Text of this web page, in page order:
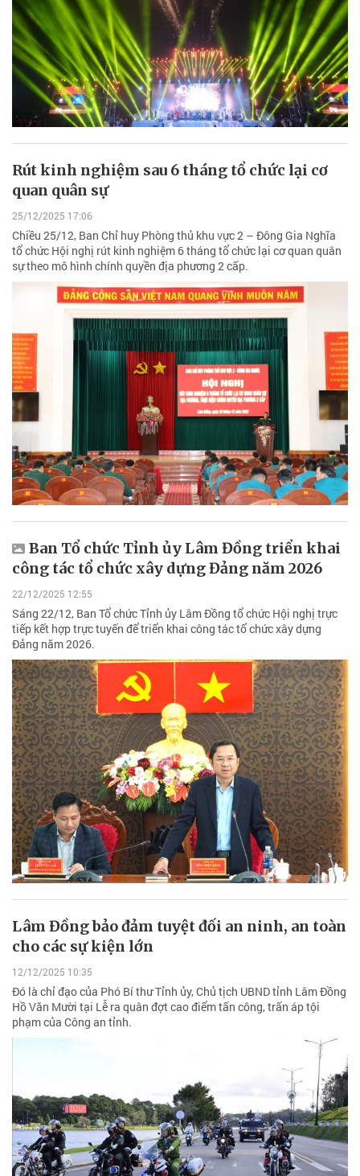
Rút kinh nghiệm sau 6 tháng tổ chức lại cơ
quan quân sự
25/12/2025 17:06
Chiều 25/12, Ban Chỉ huy Phòng thủ khu vực 2 – Đông Gia Nghĩa
tổ chức Hội nghị rút kinh nghiệm 6 tháng tổ chức lại cơ quan quân
sự theo mô hình chính quyền địa phương 2 cấp.
Ban Tổ chức Tỉnh ủy Lâm Đồng triển khai
công tác tổ chức xây dựng Đảng năm 2026
22/12/2025 12:55
Sáng 22/12, Ban Tổ chức Tỉnh ủy Lâm Đồng tổ chức Hội nghị trực
tiếp kết hợp trực tuyến để triển khai công tác tổ chức xây dựng
Đảng năm 2026.
Lâm Đồng bảo đảm tuyệt đối an ninh, an toàn
cho các sự kiện lớn
12/12/2025 10:35
Đó là chỉ đạo của Phó Bí thư Tỉnh ủy, Chủ tịch UBND tỉnh Lâm Đồng
Hồ Văn Mười tại Lễ ra quân đợt cao điểm tấn công, trấn áp tội
phạm của Công an tỉnh.